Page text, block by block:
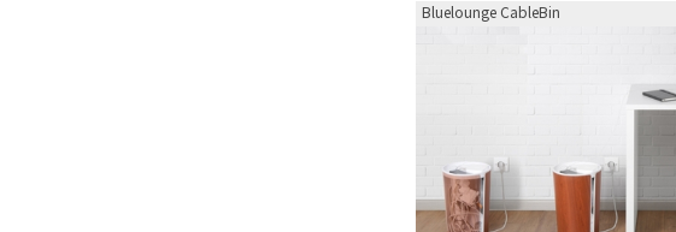
Bluelounge CableBin